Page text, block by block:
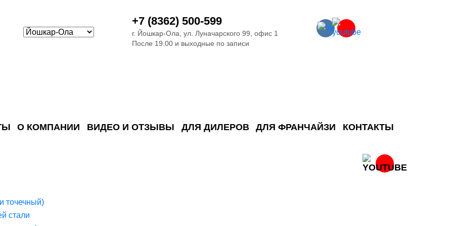
+7 (8362) 500-599
г. Йошкар-Ола, ул. Луначарского 99, офис 1
После 19.00 и выходные по записи
О КОМПАНИИ ВИДЕО И ОТЗЫВЫ ДЛЯ ДИЛЕРОВ ДЛЯ ФРАНЧАЙЗИ КОНТАКТЫ
точечный)
стали